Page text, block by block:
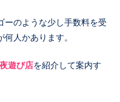
ーのような少し手数料を受
人かあります。
遊び店を紹介して案内す